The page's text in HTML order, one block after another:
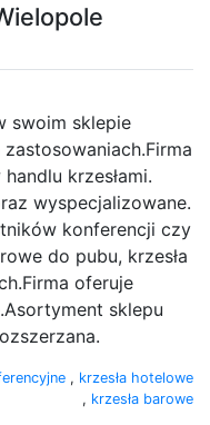
swoim sklepie
krzesłami.
wyspecjalizowane.
konferencji czy
do pubu, krzesła
oferuje
sklepu
, krzesła hotelowe
, krzesła barowe